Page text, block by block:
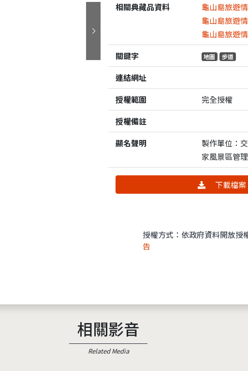
下一張
相關典藏品資料
龜山島旅遊
龜山島旅遊
龜山島旅遊
關鍵字
地圖 步道
連結網址
授權範圍
完全授權
授權備註
顯名聲明
製作單位：
家風景區管
下載檔
授權方式：依政府資料開放
告
相關影音
Related Media